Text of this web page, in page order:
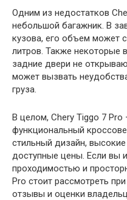
Одним из недостатков
небольшой багажник. В
кузова, его объем может
литров. Также некоторые
задние двери не
может вызвать
груза.
В целом, Chery Tiggo 7 Pro
функциональный
стильный дизайн, высокие
доступные цены. Если вы
проходимостью и
Pro стоит рассмотреть
отзывы и оценки